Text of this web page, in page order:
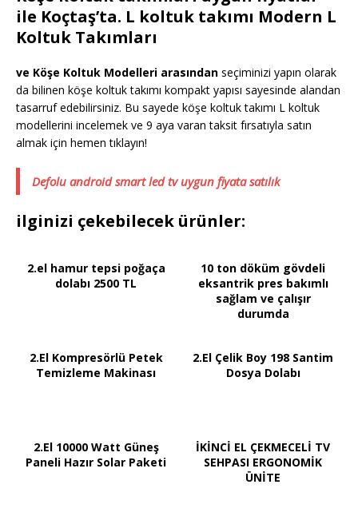
ile Koçtaş’ta. L koltuk takımı Modern L
Koltuk Takımları
ve Köşe Koltuk Modelleri arasından seçiminizi yapın olarak
da bilinen köşe koltuk takımı kompakt yapısı sayesinde alandan
tasarruf edebilirsiniz. Bu sayede köşe koltuk takımı L koltuk
modellerini incelemek ve 9 aya varan taksit fırsatıyla satın
almak için hemen tıklayın!
Defolu android smart led tv uygun fiyata satılık
ilginizi çekebilecek ürünler:
2.el hamur tepsi poğaça
dolabı 2500 TL
10 ton döküm gövdeli
eksantrik pres bakımlı
sağlam ve çalışır
durumda
2.El Kompresörlü Petek
Temizleme Makinası
2.El Çelik Boy 198 Santim
Dosya Dolabı
2.El 10000 Watt Güneş
Paneli Hazır Solar Paketi
İKİNCİ EL ÇEKMECELİ TV
SEHPASI ERGONOMİK
ÜNİTE